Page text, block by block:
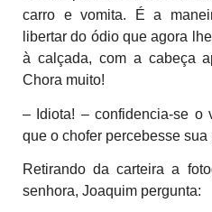
carro e vomita. É a
libertar do ódio que agora
à calçada, com a cabeça
Chora muito!
– Idiota! – confidencia-se o
que o chofer percebesse sua
Retirando da carteira a
senhora, Joaquim pergunta: